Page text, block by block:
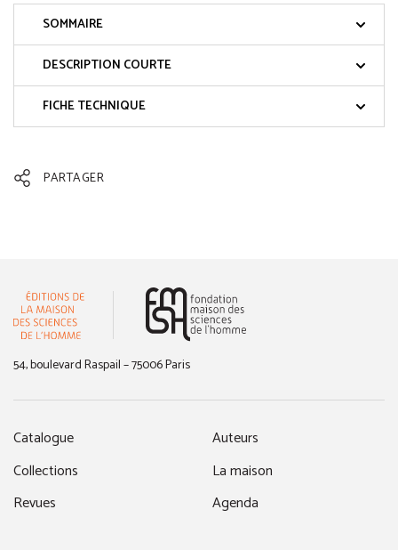
SOMMAIRE
DESCRIPTION COURTE
FICHE TECHNIQUE
PARTAGER
54, boulevard Raspail – 75006 Paris
Catalogue
Collections
Revues
Auteurs
La maison
Agenda